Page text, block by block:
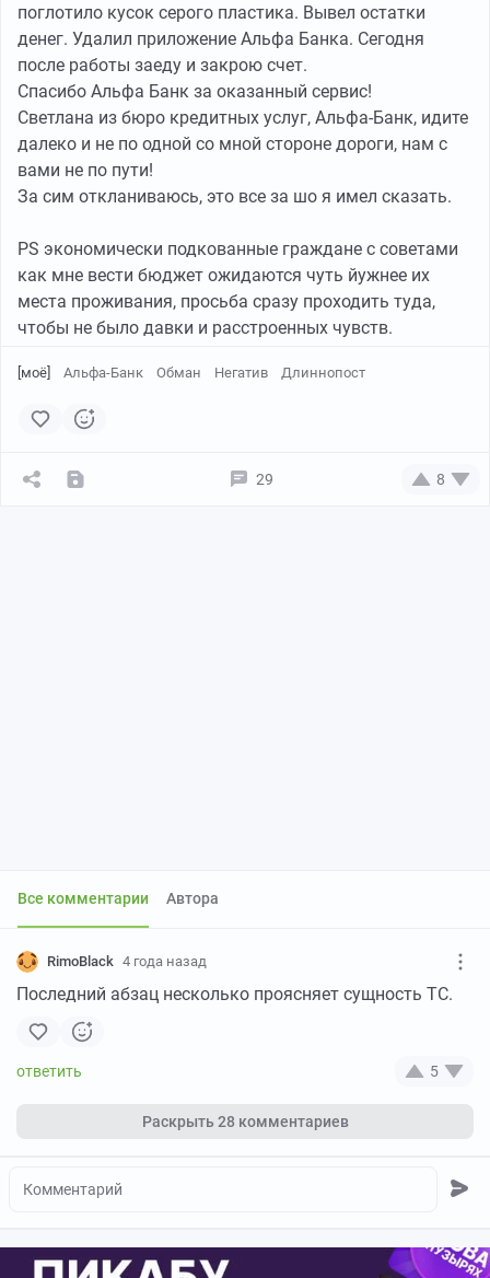
поглотило кусок серого пластика. Вывел остатки
денег. Удалил приложение Альфа Банка. Сегодня
после работы заеду и закрою счет.
Спасибо Альфа Банк за оказанный сервис!
Светлана из бюро кредитных услуг, Альфа-Банк, идите
далеко и не по одной со мной стороне дороги, нам с
вами не по пути!
За сим откланиваюсь, это все за шо я имел сказать.
PS экономически подкованные граждане с советами
как мне вести бюджет ожидаются чуть йужнее их
места проживания, просьба сразу проходить туда,
чтобы не было давки и расстроенных чувств.
[моё] Альфа-Банк Обман Негатив Длиннопост
29 8
Все комментарии Автора
RimoBlack 4 года назад
Последний абзац несколько проясняет сущность ТС.
5
Раскрыть28 комментариев